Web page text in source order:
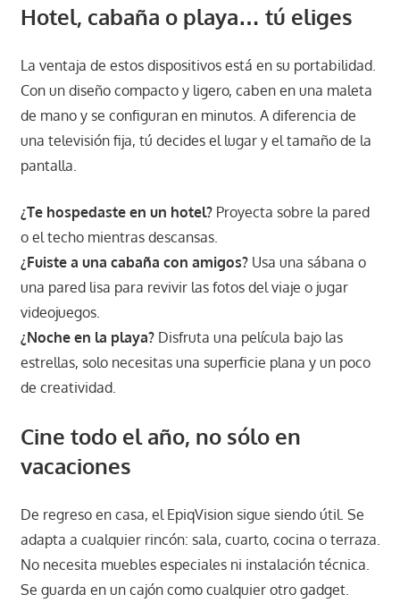
Hotel, cabaña o playa… tú eliges
La ventaja de estos dispositivos está en su portabilidad.
Con un diseño compacto y ligero, caben en una maleta
de mano y se configuran en minutos. A diferencia de
una televisión fija, tú decides el lugar y el tamaño de la
pantalla.
¿Te hospedaste en un hotel?Proyecta sobre la pared
o el techo mientras descansas.
¿Fuiste a una cabaña con amigos?Usa una sábana o
una pared lisa para revivir las fotos del viaje o jugar
videojuegos.
¿Noche en la playa?Disfruta una película bajo las
estrellas, solo necesitas una superficie plana y un poco
de creatividad.
Cine todo el año, no sólo en
vacaciones
De regreso en casa, el EpiqVision sigue siendo útil. Se
adapta a cualquier rincón: sala, cuarto, cocina o terraza.
No necesita muebles especiales ni instalación técnica.
Se guarda en un cajón como cualquier otro gadget.